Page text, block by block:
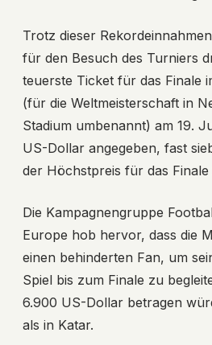
Trotz dieser
für den Besuch des Turniers
teuerste Ticket für das Finale
(für die Weltmeisterschaft in
Stadium umbenannt) am 19.
US-Dollar angegeben, fast
der Höchstpreis für das Finale
Die Kampagnengruppe
Europe hob hervor, dass die
einen behinderten Fan, um
Spiel bis zum Finale zu
6.900 US-Dollar betragen
als in Katar.